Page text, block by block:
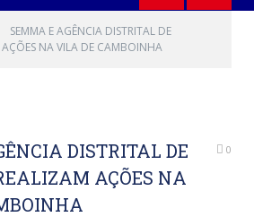
SEMMA E AGÊNCIA DISTRITAL DE
NA VILA DE CAMBOINHA
DISTRITAL DE
AÇÕES NA
0